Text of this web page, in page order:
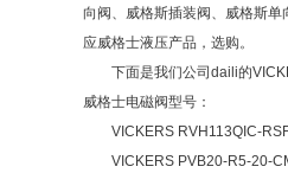
向阀、威格斯插装阀、威格斯
应威格士液压产品，选购。
下面是我们公司daili的
威格士电磁阀型号：
VICKERS RVH113QIC-
VICKERS PVB20-R5-20-